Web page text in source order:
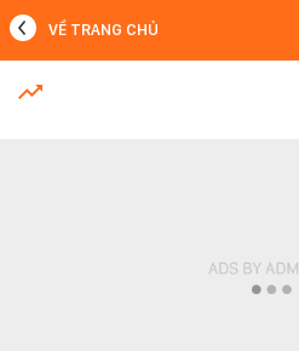
MỚI NHẤT
VỀ TRANG CHỦ